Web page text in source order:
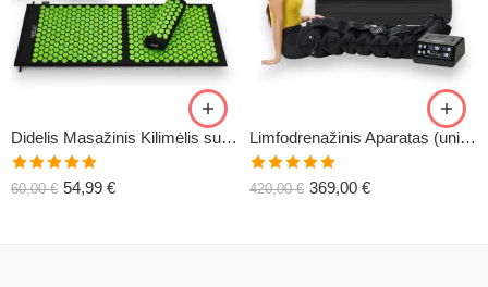
Didelis Masažinis Kilimėlis su Pagalve XL-CLASSIC1
Įvertinimas:
5.00
60,00€ 54,99 €
Limfodrenažinis Aparatas (universalus) C6
Įvertinimas:
5.00
420,00€ 369,00 €